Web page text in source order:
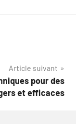
Article suivant
pour des
et efficaces